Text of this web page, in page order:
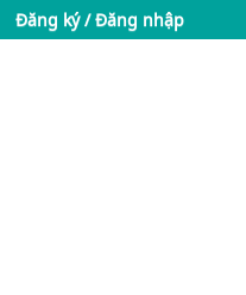
Đăng ký / Đăng nhập